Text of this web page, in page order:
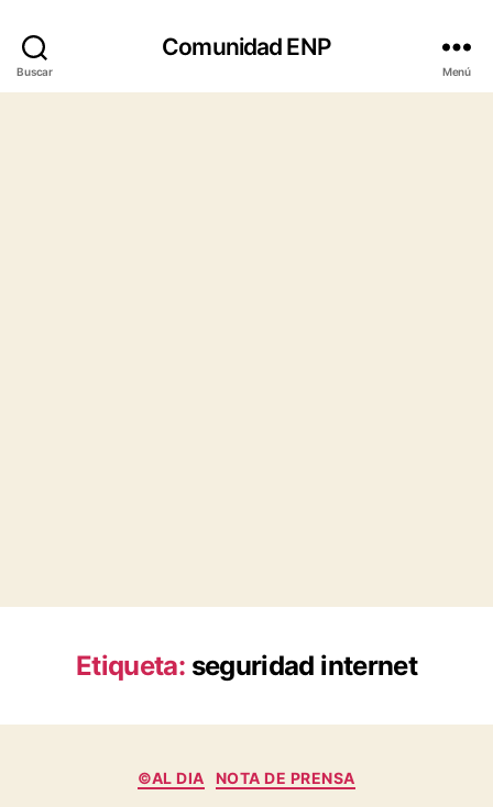
Buscar
Comunidad ENP
Menú
Etiqueta: seguridad internet
Categorías
©AL DIA NOTA DE PRENSA